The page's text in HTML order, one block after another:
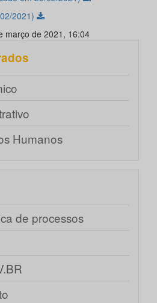
2021)
março de 2021, 16:04
Humanos
de processos